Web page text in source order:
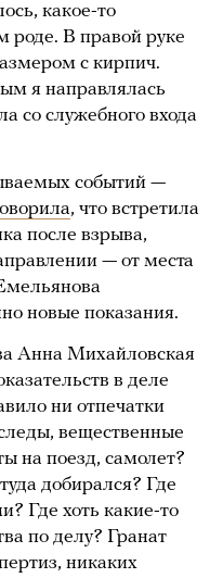
какое-то
роде. В правой руке
с кирпич.
я направлялась
со служебного входа
событий —
, что встретила
после взрыва,
— от места
новые показания.
Анна Михайловская
в деле
ни отпечатки
вещественные
на поезд, самолет?
добирался? Где
Где хоть какие-то
по делу? Гранат
никаких